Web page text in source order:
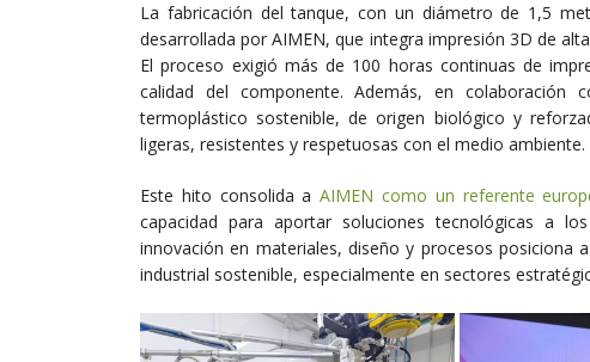
La fabricación del tanque, con un diámetro de 1,5
desarrollada por AIMEN, que integra impresión 3D de
El proceso exigió más de 100 horas continuas de
calidad del componente. Además, en
termoplástico sostenible, de origen biológico y
ligeras, resistentes y respetuosas con el medio ambiente.
Este hito consolida aAIMEN como un referente
capacidad para aportar soluciones tecnológicas a
innovación en materiales, diseño y procesos
industrial sostenible, especialmente en sectores